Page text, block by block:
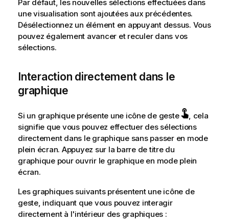
Par défaut, les nouvelles sélections effectuées dans
une visualisation sont ajoutées aux précédentes.
Désélectionnez un élément en appuyant dessus. Vous
pouvez également avancer et reculer dans vos
sélections.
Interaction directement dans le
graphique
Si un graphique présente une icône de geste
, cela
signifie que vous pouvez effectuer des sélections
directement dans le graphique sans passer en mode
plein écran. Appuyez sur la barre de titre du
graphique pour ouvrir le graphique en mode plein
écran.
Les graphiques suivants présentent une icône de
geste, indiquant que vous pouvez interagir
directement à l'intérieur des graphiques :